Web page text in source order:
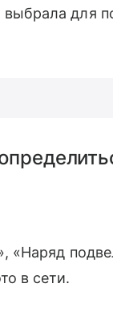
для
«Наряд
в сети.